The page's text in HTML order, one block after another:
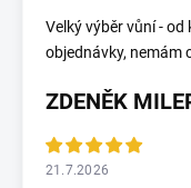
Velký výběr vůní - od
objednávky, nemám
ZDENĚK
21.7.2026